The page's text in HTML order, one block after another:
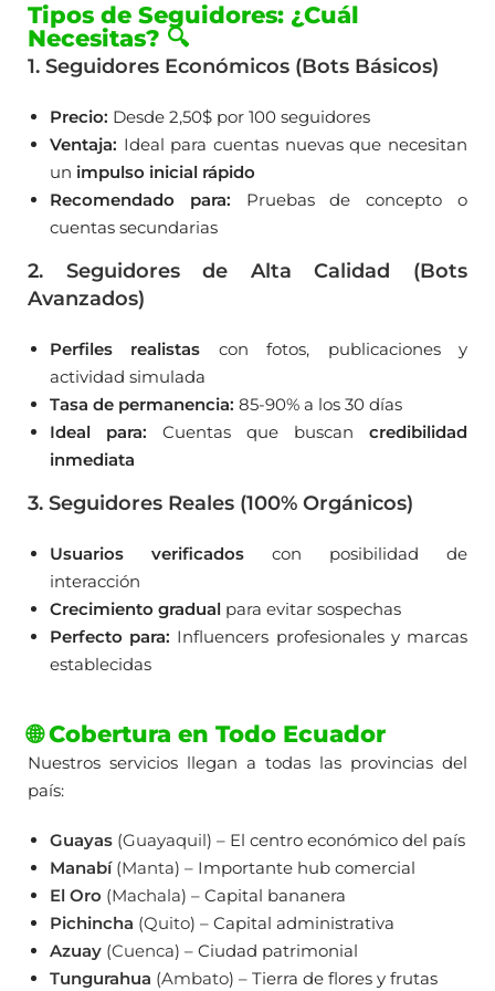
Tipos de Seguidores: ¿Cuál
Necesitas? 🔍
1. Seguidores Económicos (Bots Básicos)
Precio: Desde 2,50$ por 100 seguidores
Ventaja: Ideal para cuentas nuevas que necesitan
un impulso inicial rápido
Recomendado para: Pruebas de concepto o
cuentas secundarias
2. Seguidores de Alta Calidad (Bots
Avanzados)
Perfiles realistas con fotos, publicaciones y
actividad simulada
Tasa de permanencia: 85-90% a los 30 días
Ideal para: Cuentas que buscan credibilidad
inmediata
3. Seguidores Reales (100% Orgánicos)
Usuarios verificados con posibilidad de
interacción
Crecimiento gradual para evitar sospechas
Perfecto para: Influencers profesionales y marcas
establecidas
🌐 Cobertura en Todo Ecuador
Nuestros servicios llegan a todas las provincias del
país:
Guayas (Guayaquil) – El centro económico del país
Manabí(Manta) – Importante hub comercial
El Oro (Machala) – Capital bananera
Pichincha (Quito) – Capital administrativa
Azuay (Cuenca) – Ciudad patrimonial
Tungurahua (Ambato) – Tierra de flores y frutas